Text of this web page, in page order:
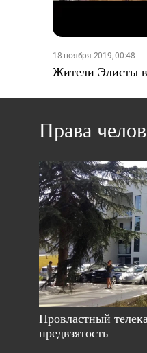
18 ноября 2019, 00:48
Жители Элисты
Права
Провластный
предвзятость